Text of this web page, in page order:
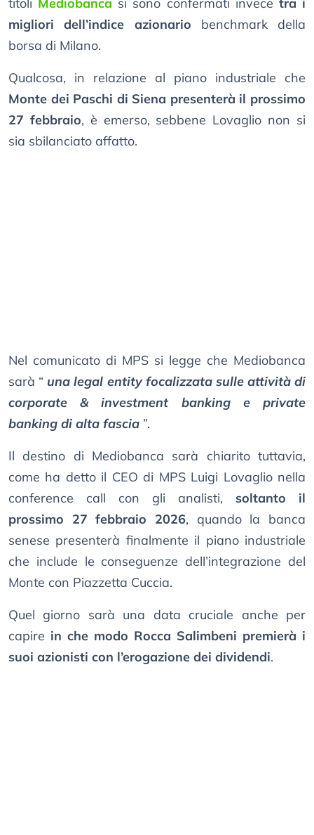
titoli Mediobanca si sono confermati invece tra i
migliori dell’indice azionario benchmark della
borsa di Milano.
Qualcosa, in relazione al piano industriale che
Monte dei Paschi di Siena presenterà il prossimo
27 febbraio, è emerso, sebbene Lovaglio non si
sia sbilanciato affatto.
Nel comunicato di MPS si legge che Mediobanca
sarà “ una legal entity focalizzata sulle attività di
corporate & investment banking e private
banking di alta fascia ”.
Il destino di Mediobanca sarà chiarito tuttavia,
come ha detto il CEO di MPS Luigi Lovaglio nella
conference call con gli analisti, soltanto il
prossimo 27 febbraio 2026, quando la banca
senese presenterà finalmente il piano industriale
che include le conseguenze dell’integrazione del
Monte con Piazzetta Cuccia.
Quel giorno sarà una data cruciale anche per
capire in che modo Rocca Salimbeni premierà i
suoi azionisti con l’erogazione dei dividendi.